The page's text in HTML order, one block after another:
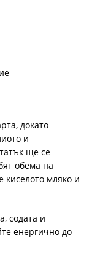
докато
и
ще се
обема на
киселото мляко и
содата и
енергично до